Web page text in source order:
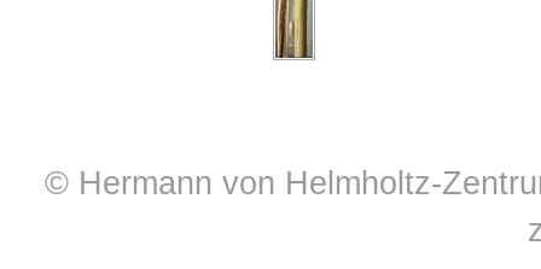
© Hermann von Helmholtz-